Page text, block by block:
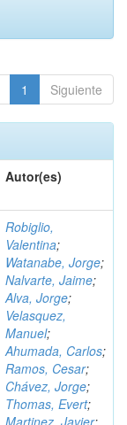
1 Siguiente
Autor(es)
Robiglio,
Valentina;
Watanabe, Jorge;
Nalvarte, Jaime;
Alva, Jorge;
Velasquez,
Manuel;
Ahumada, Carlos;
Ramos, Cesar;
Chávez, Jorge;
Thomas, Evert;
Martinez, Javier;